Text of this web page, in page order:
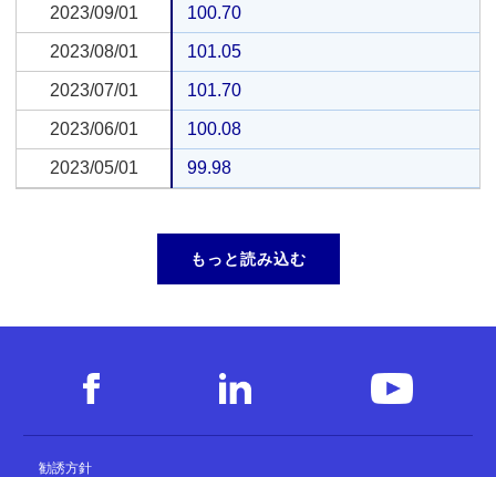
2023/09/01 100.70
2023/08/01 101.05
2023/07/01 101.70
2023/06/01 100.08
2023/05/01 99.98
2023/09/01
2023/08/01
2023/07/01
2023/06/01
2023/05/01
もっと読み込む
勧誘方針